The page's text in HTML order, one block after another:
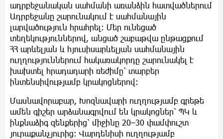
ադրբեջանական սահմանի առանձին հատվածներում
Ադրբեջանը շարունակում է սահմանային
լարվածություն հրահրել։ Մեր ունեցած
տեղեկություններով, անցած շաբաթվա ընթացքում
ՀՀ արևելյան և հյուսիսարևելյան սահմանային
ուղղություններում հակառակորդը շարունակել է
խախտել հրադադարի ռեժիմը՝ տարբեր
ինտենսիվությամբ կրակոցներով։
Մասնավորաբար, Խոզնավարի ուղղությամբ գրեթե
ամեն գիշեր արձանագրվում են կրակոցներ՝ ՊԿ և
ինքնաձիգ զենքերից՝ միջինը 20–30 փամփուշտ
յուրաքանչյուրից։ Վարդենիսի ուղղությամբ